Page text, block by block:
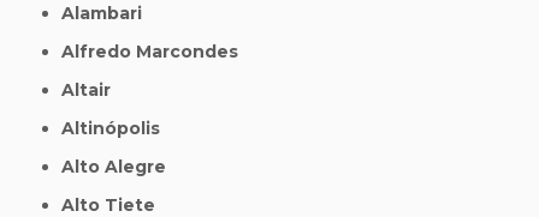
Alambari
Alfredo Marcondes
Altair
Altinópolis
Alto Alegre
Alto Tiete